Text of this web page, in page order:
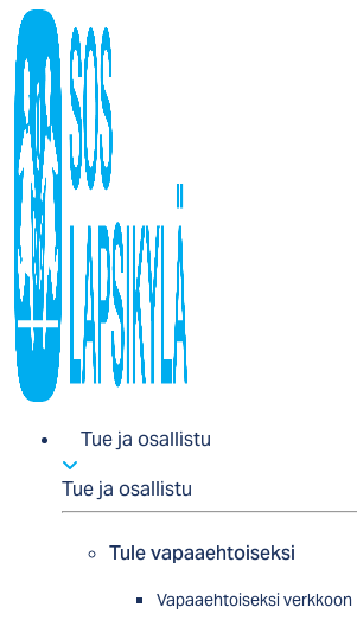
Tue ja osallistu
Tue ja osallistu
Tule vapaaehtoiseksi
Vapaaehtoiseksi verkkoon